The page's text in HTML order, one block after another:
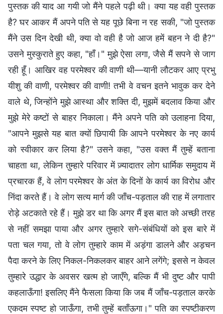
पुस्तक की याद आ गयी जो मैंने पहले पढ़ी थी। क्या यह वही पुस्तक
है? घर आकर मैं अपने पति से यह पूछे बिना न रह सकी, "जो पुस्तक
मैंने उस दिन देखी थी, क्या वो वही है जो आज हमें बहन ने दी है?"
उसने मुस्कुराते हुए कहा, "हाँ।" मुझे ऐसा लगा, जैसे मैं सपने से जाग
रही हूँ। आखिर वह परमेश्वर की वाणी थी—यानी लौटकर आए प्रभु
यीशु की वाणी, परमेश्वर की वाणी! तभी वे वचन इतने भावुक कर देने
वाले थे, जिन्होंने मुझे आस्था और शक्ति दी, मुझमें बदलाव किया और
मुझे मेरे कष्टों से बाहर निकाला। मैंने अपने पति को उलाहना दिया,
"आपने मुझसे यह बात क्यों छिपायी कि आपने परमेश्वर के नए कार्य
को स्वीकार कर लिया है?" उसने कहा, "उस वक्त मैं तुम्हें बताना
चाहता था, लेकिन तुम्हारे परिवार में ज़्यादातर लोग धार्मिक समुदाय में
प्रचारक हैं, वे लोग परमेश्वर के अंत के दिनों के कार्य का विरोध और
निंदा करते हैं। वे लोग सत्य मार्ग की जाँच-पड़ताल की राह में लगातार
रोड़े अटकाते रहे हैं। मुझे डर था कि अगर मैं इस बात को अच्छी तरह
से नहीं समझा पाया और अगर तुम्हारे सगे-संबंधियों को इस बारे में
पता चल गया, तो वे लोग तुम्हारे काम में अड़ंगा डालने और अड़चन
पैदा करने के लिए निकल-निकलकर बाहर आने लगेंगे; इससे न केवल
तुम्हारे उद्धार के अवसर खत्म हो जाएँगे, बल्कि मैं भी दुष्ट और पापी
कहलाऊँगा! इसलिए मैंने फैसला किया कि जब मैं जाँच-पड़ताल करके
एकदम स्पष्ट हो जाऊँगा, तभी तुम्हें बताँऊगा।" पति का स्पष्टीकरण